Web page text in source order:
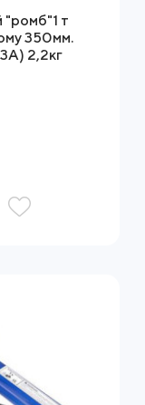
"ромб"1 т
350мм.
2,2кг